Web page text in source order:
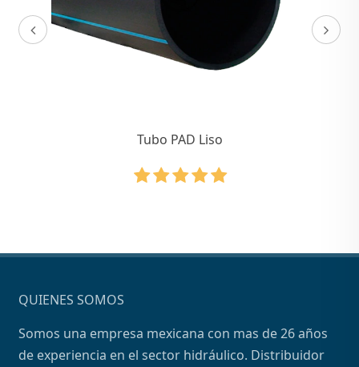
Tubo PAD Liso
QUIENES SOMOS
Somos una empresa mexicana con mas de 26 años
de experiencia en el sector hidráulico. Distribuidor